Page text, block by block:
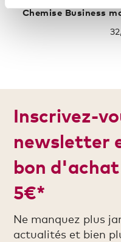
Chemise Business
Inscrivez-
newsletter
bon
5€*
Ne manquez plus
actualités et bien